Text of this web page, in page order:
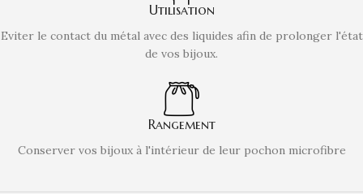
Utilisation
Eviter le contact du métal avec des liquides afin de prolonger l'état
de vos bijoux.
Rangement
Conserver vos bijoux à l'intérieur de leur pochon microfibre